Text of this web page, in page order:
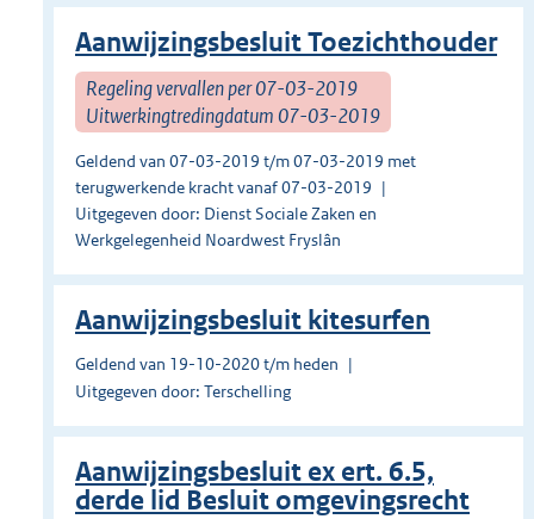
Aanwijzingsbesluit Toezichthouder
Regeling vervallen per 07-03-2019
Uitwerkingtredingdatum 07-03-2019
Geldend van 07-03-2019 t/m 07-03-2019 met
terugwerkende kracht vanaf 07-03-2019
Uitgegeven door: Dienst Sociale Zaken en
Werkgelegenheid Noardwest Fryslân
Aanwijzingsbesluit kitesurfen
Geldend van 19-10-2020 t/m heden
Uitgegeven door: Terschelling
Aanwijzingsbesluit ex ert. 6.5,
derde lid Besluit omgevingsrecht